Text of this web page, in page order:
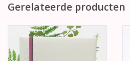
Gerelateerde producten